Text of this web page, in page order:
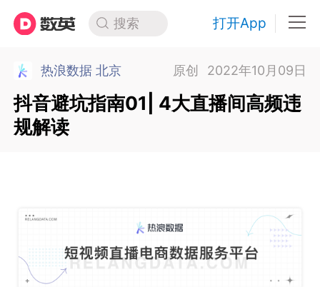
搜索 打开App
热浪数据 北京 原创 2022年10月09日
抖音避坑指南01| 4大直播间高频违
规解读